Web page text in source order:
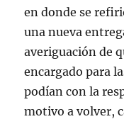
en donde se
una nueva
averiguación de
encargado para
podían con la
motivo a volver,